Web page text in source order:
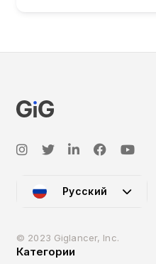
Русский
© 2023 Giglancer, Inc.
Категории